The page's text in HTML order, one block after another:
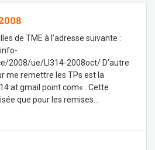
de TME à l’adresse suivante :
2008/ue/LI314-2008oct/ D’autre
me remettre les TPs est la
at gmail point com« . Cette
que pour les remises